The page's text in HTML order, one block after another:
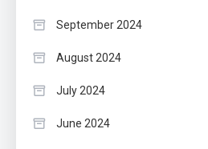
September 2024
August 2024
July 2024
June 2024